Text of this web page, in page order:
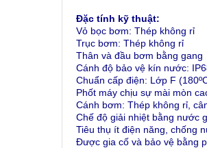
Đặc tính kỹ thuật:
Vỏ bọc bơm: Thép không rỉ
Trục bơm: Thép không rỉ
Thân và đầu bơm bằng gang
Cánh độ bảo vệ kín nước:
Chuẩn cấp điện: Lớp F
Phốt máy chịu sự mài mòn
Cánh bơm: Thép không rỉ,
Chế độ giải nhiệt bằng nước
Tiêu thụ ít điện năng, chống
Được gia cố và bảo vệ bằng